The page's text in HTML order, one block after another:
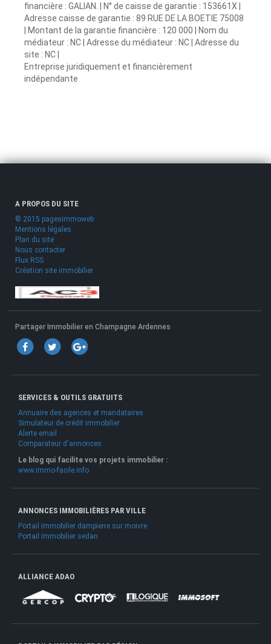
financière : GALIAN. | N° de caisse de garantie : 153661X |
Adresse caisse de garantie : 89 RUE DE LA BOETIE 75008
| Montant de la garantie financière : 120 000 | Nom du
médiateur : NC | Adresse du médiateur : NC | Adresse du
site : NC |
Entreprise juridiquement et financièrement
indépendante
A PROPOS DU SITE
© 2015 pagesimmoweb
Mentions légales
Plan du site
Nous contacter
Flux RSS
Création site immobilier
Partager Immobilier en Champagne Ardennes
SERVICES & OUTILS GRATUITS
Annuaire des agences et mandataires
Simulateur de crédit immobilier
Alerte email
Comparateur d'annonces
Le blog qui facilite vos projets immobilier :
www.immo-facile.info
ANNONCES IMMOBILIÈRES PAR VILLE
Portail immobilier dampierre sur moivre
Portail immobilier sedan
ALLIANCE ADAO